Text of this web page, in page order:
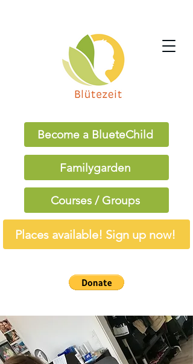
Become a BlueteChild
Familygarden
Courses / Groups
Places available! Sign up now!